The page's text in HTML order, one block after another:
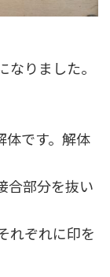
りました。
体です。解体
合部分を抜い
れぞれに印を